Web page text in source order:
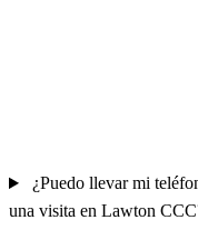
¿Puedo llevar mi
una visita en Lawton